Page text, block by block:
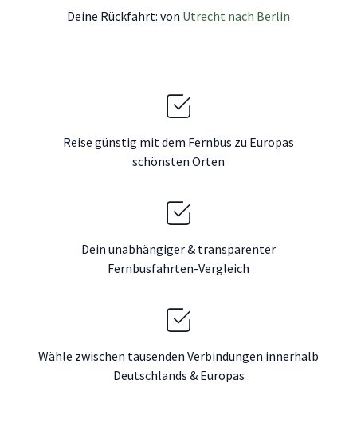
Deine Rückfahrt: von Utrecht nach Berlin
Reise günstig mit dem Fernbus zu Europas
schönsten Orten
Dein unabhängiger & transparenter
Fernbusfahrten-Vergleich
Wähle zwischen tausenden Verbindungen innerhalb
Deutschlands & Europas